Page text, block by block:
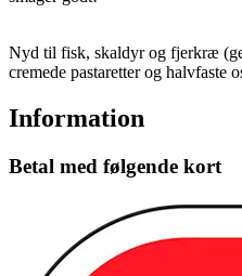
Nyd til fisk, skaldyr og fjerkræ
cremede pastaretter og halvfaste
Information
Betal med følgende kort